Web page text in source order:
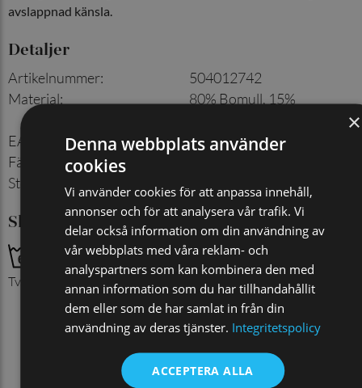
avslappnad känsla.
Detaljer
Artikelnummer:
504012742
Material:
80% Bomull, 15%
EAN
7350144050342
Färg
Storlek
Skötselråd
Tvättas med liknande färger
×
Denna webbplats använder
cookies
Vi använder cookies för att anpassa innehåll,
annonser och för att analysera vår trafik. Vi
delar också information om din användning av
vår webbplats med våra reklam- och
analyspartners som kan kombinera den med
annan information som du har tillhandahållit
dem eller som de har samlat in från din
användning av deras tjänster. Integritetspolicy
ACCEPTERA ALLA